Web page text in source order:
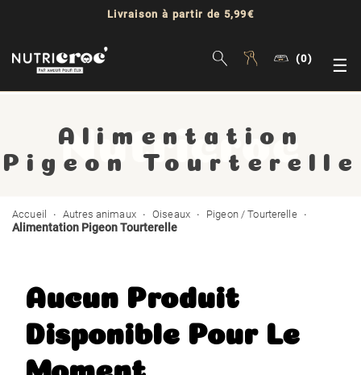
Livraison à partir de 5,99€
(0) ☰
Alimentation
Pigeon Tourterelle
Accueil Autres animaux Oiseaux Pigeon / Tourterelle
Alimentation Pigeon Tourterelle
Aucun Produit
Disponible Pour Le
Moment